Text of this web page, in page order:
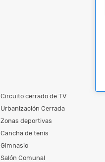
Circuito cerrado de TV
Urbanización Cerrada
Zonas deportivas
Cancha de tenis
Gimnasio
Salón Comunal